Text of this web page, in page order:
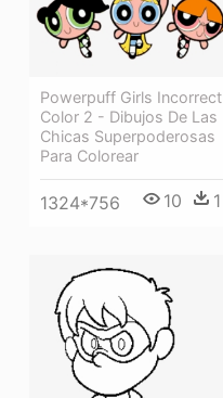
Powerpuff Girls Incorrect
Color 2 - Dibujos De Las
Chicas Superpoderosas
Para Colorear
1324*756 10 1